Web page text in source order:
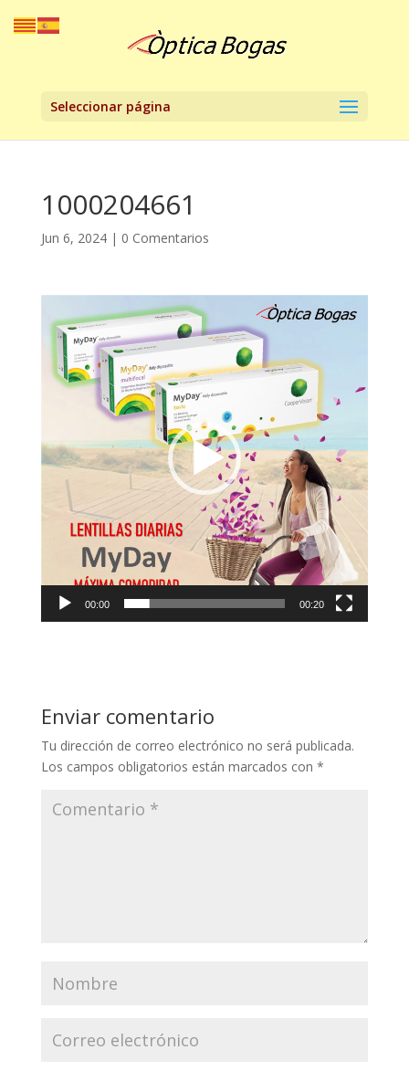
Seleccionar página
1000204661
Jun 6, 2024| 0 Comentarios
de
vídeo
00:00 00:20
Enviar comentario
Tu dirección de correo electrónico no será publicada.
Los campos obligatorios están marcados con *